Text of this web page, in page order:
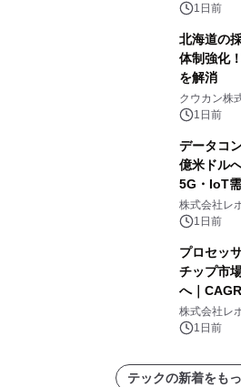
速1日前
北海道の
体制強化
を解消
クウカン株
1日前
データコ
億米ドル
5G・IoT
株式会社レ
1日前
プロセッ
チップ市
へ｜
ー需要が
株式会社レ
1日前
テックの新着をも